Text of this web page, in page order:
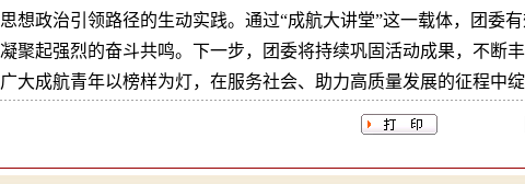
思想政治引领路径的生动实践。通过“成航大讲堂”这一载体，团委
凝聚起强烈的奋斗共鸣。下一步，团委将持续巩固活动成果，不断
广大成航青年以榜样为灯，在服务社会、助力高质量发展的征程中绽